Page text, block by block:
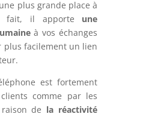
plus grande place à
fait, il apporte une
à vos échanges
plus facilement un lien
est fortement
comme par les
de la réactivité